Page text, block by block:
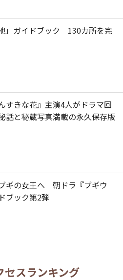
」ガイドブック 130カ所を完
すきな花』主演4人がドラマ回
と秘蔵写真満載の永久保存版
ギの女王へ 朝ドラ『ブギウ
ブック第2弾
セスランキング